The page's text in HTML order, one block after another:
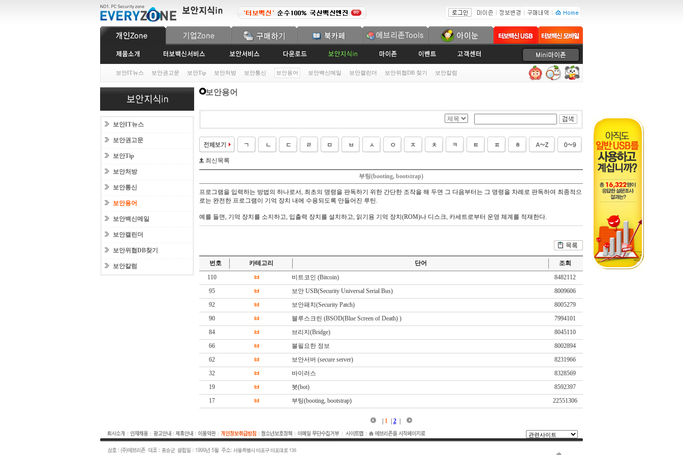
보안IT뉴스 보안권고문 보안Tip 보안처방 보안통신 보안용어 보안백신메일 보안캘린더 보안위협DB 찾기 보안칼럼
보안IT뉴스
보안권고문
보안Tip
보안처방
보안통신
보안용어
보안백신메일
보안캘린더
보안위협DB찾기
보안칼럼
보안용어
최신목록
부팅(booting, bootstrap)
프로그램을 입력하는 방법의 하나로서, 최초의 명령을 판독하기 위한 간단한 조작을 해 두면 그 다음부터는 그 명령을 차례로 판독하여 최종적으
로는 완전한 프로그램이 기억 장치 내에 수용되도록 만들어진 루틴.
예를 들면, 기억 장치를 소지하고, 입출력 장치를 설치하고, 읽기용 기억 장치(ROM)나 디스크, 카세트로부터 운영 체계를 적재한다.
번호 카테고리 단어
조회
110
ㅂ 비트코인 (Bitcoin)
8482112
95
ㅂ 보안 USB(Security Universal Serial Bus)
8009606
92
ㅂ 보안패치(Security Patch)
8005279
90
ㅂ 블루스크린 (BSOD(Blue Screen of Death) )
7994101
84
ㅂ 브리지(Bridge)
8045110
66
ㅂ 불필요한 정보
8002894
62
ㅂ 보안서버 (secure server)
8231966
32
ㅂ 바이러스
8328569
19
ㅂ 봇(bot)
8592397
17
ㅂ 부팅(booting, bootstrap) 22551306
| 1| 2|